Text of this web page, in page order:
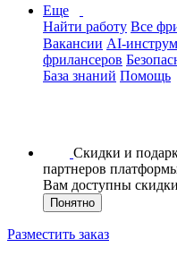
Еще
Найти работу Все
Вакансии AI-
фрилансеров
База знаний Помощь
Скидки и
партнеров
Вам доступны
Понятно
Разместить заказ